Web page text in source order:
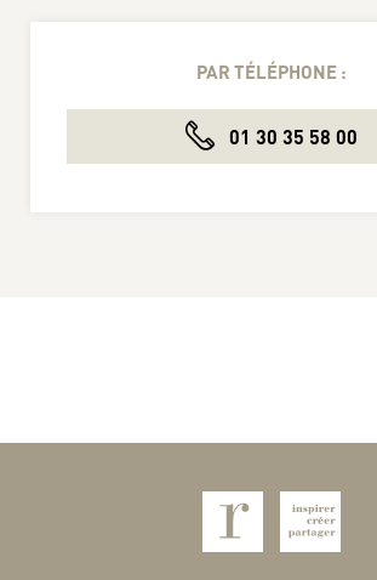
PAR TÉLÉPHONE :
01 30 35 58 00